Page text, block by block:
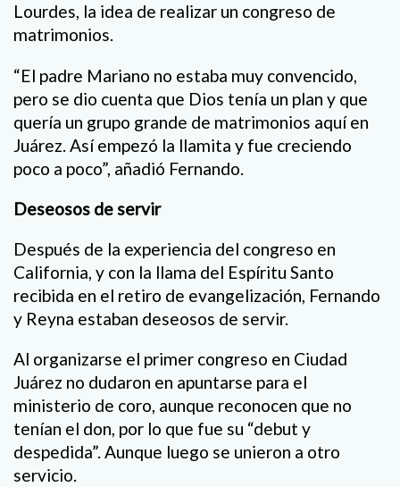
Lourdes, la idea de realizar un congreso de
matrimonios.
“El padre Mariano no estaba muy convencido,
pero se dio cuenta que Dios tenía un plan y que
quería un grupo grande de matrimonios aquí en
Juárez. Así empezó la llamita y fue creciendo
poco a poco”, añadió Fernando.
Deseosos de servir
Después de la experiencia del congreso en
California, y con la llama del Espíritu Santo
recibida en el retiro de evangelización, Fernando
y Reyna estaban deseosos de servir.
Al organizarse el primer congreso en Ciudad
Juárez no dudaron en apuntarse para el
ministerio de coro, aunque reconocen que no
tenían el don, por lo que fue su “debut y
despedida”. Aunque luego se unieron a otro
servicio.